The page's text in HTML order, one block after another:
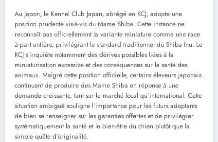
Au Japon, le Kennel Club Japan, abrégé en KCJ, adopte une
position prudente vis-à-vis du Mame Shiba. Cette instance ne
reconnaît pas officiellement la variante miniature comme une race
à part entière, privilégiant le standard traditionnel du Shiba Inu. Le
KCJ s’inquiète notamment des dérives possibles liées à la
miniaturisation excessive et des conséquences sur la santé des
animaux. Malgré cette position officielle, certains éleveurs japonais
continuent de produire des Mame Shiba en réponse à une
demande croissante, tant sur le marché local qu’international. Cette
situation ambiguë souligne l’importance pour les futurs adoptants
de bien se renseigner sur les garanties offertes et de privilégier
systématiquement la santé et le bien-être du chien plutôt que la
simple quête d’originalité.